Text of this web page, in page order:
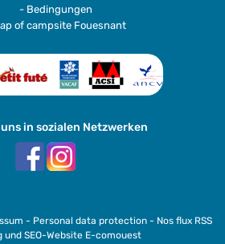
- Bedingungen
of campsite Fouesnant
in sozialen Netzwerken
- Personal data protection - Nos flux RSS
und SEO-Website E-comouest